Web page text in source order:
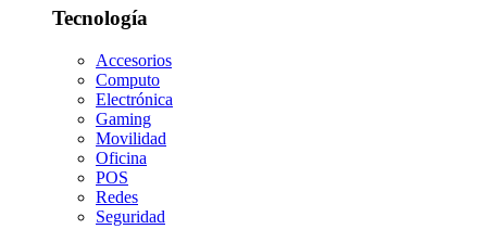
Tecnología
Accesorios
Computo
Electrónica
Gaming
Movilidad
Oficina
POS
Redes
Seguridad